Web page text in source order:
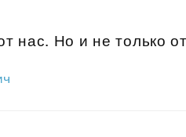
нас. Но и не только